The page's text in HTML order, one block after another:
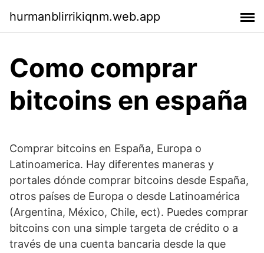
hurmanblirrikiqnm.web.app
Como comprar
bitcoins en españa
Comprar bitcoins en España, Europa o
Latinoamerica. Hay diferentes maneras y
portales dónde comprar bitcoins desde España,
otros países de Europa o desde Latinoamérica
(Argentina, México, Chile, ect). Puedes comprar
bitcoins con una simple targeta de crédito o a
través de una cuenta bancaria desde la que